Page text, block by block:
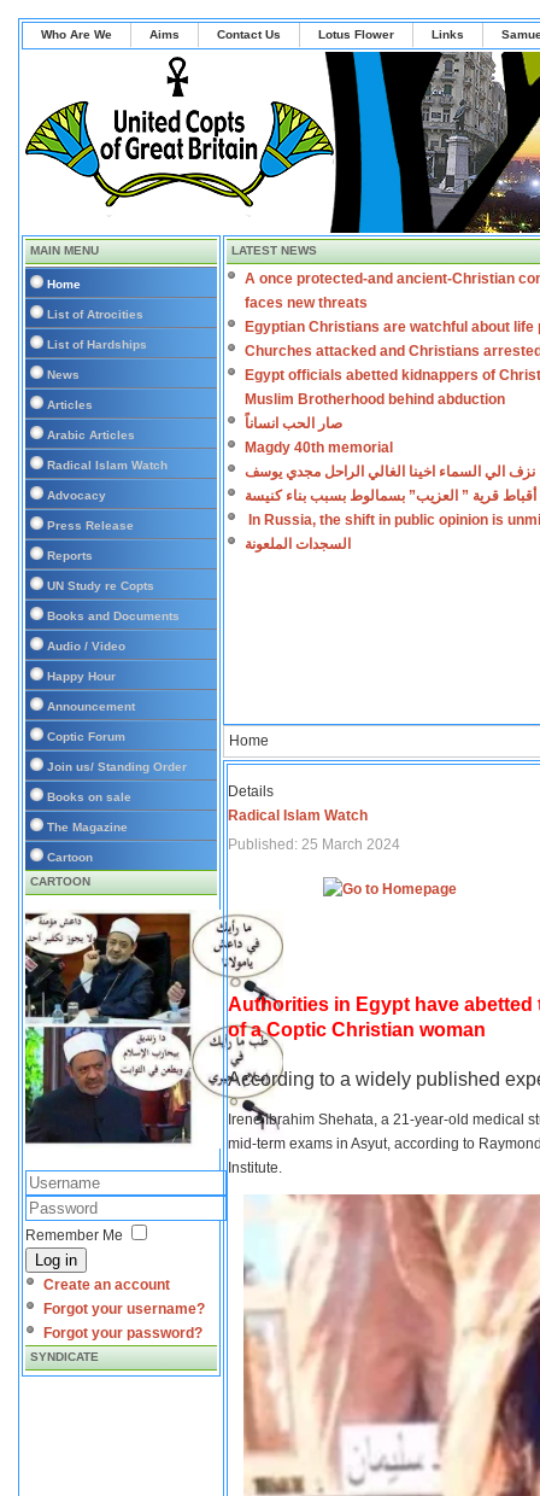
Who Are We Aims Contact Us Lotus Flower Links
MAIN MENU
Home
List of Atrocities
List of Hardships
News
Articles
Arabic Articles
Radical Islam Watch
Advocacy
Press Release
Reports
UN Study re Copts
Books and Documents
Audio / Video
Happy Hour
Announcement
Coptic Forum
Join us/ Standing Order
Books on sale
The Magazine
Cartoon
CARTOON
Remember Me
Log in
Create an account
Forgot your username?
Forgot your password?
SYNDICATE
LATEST NEWS
A once protected-and ancient-Christian
faces new threats
Egyptian Christians are watchful about life
Churches attacked and Christians
Egypt officials abetted kidnappers of
Muslim Brotherhood behind abduction
صار الحب انساناً
Magdy 40th memorial
نزف الي السماء اخينا الغالي الراحل مجدي يوسف
أقباط قرية ” العزيب” بسمالوط بسبب بناء كنيسة
In Russia, the shift in public opinion is
السجدات الملعونة
Home
Details
Radical Islam Watch
Published: 25 March 2024
Authorities in Egypt have
of a Coptic Christian woman
According to a widely published
Irene Ibrahim Shehata, a 21-year-old medical
mid-term exams in Asyut, according to
Institute.